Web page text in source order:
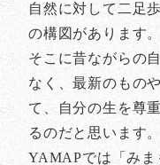
自然に対して二足
の構図があります
そこに昔ながらの
なく、最新のもの
て、自分の生を尊
るのだと思います。
YAMAPでは「み